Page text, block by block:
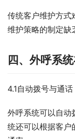
传统客户维护方式
维护策略的制定缺
四、外呼系
4.1自动拨号与通话
外呼系统可以自动
统还可以根据客户